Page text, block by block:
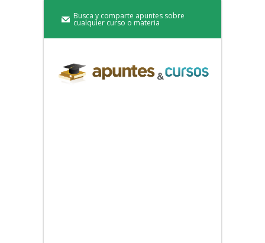
Busca y comparte apuntes sobre
cualquier curso o materia